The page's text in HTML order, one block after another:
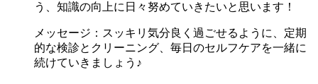
う、知識の向上に日々努めていきたいと思います！
メッセージ： スッキリ気分良く過ごせるように、定期
的な検診とクリーニング、毎日のセルフケアを一緒に
続けていきましょう♪